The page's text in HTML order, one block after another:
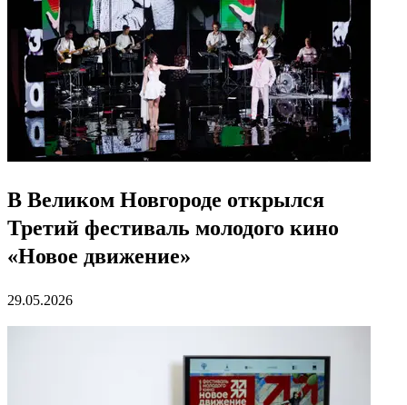
В Великом Новгороде открылся
Третий фестиваль молодого кино
«Новое движение»
29.05.2026